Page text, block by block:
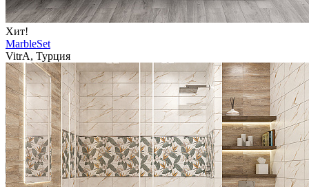
Хит!
MarbleSet
VitrA, Турция